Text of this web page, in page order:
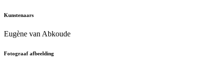
Kunstenaars
Eugène van Abkoude
Fotograaf afbeelding